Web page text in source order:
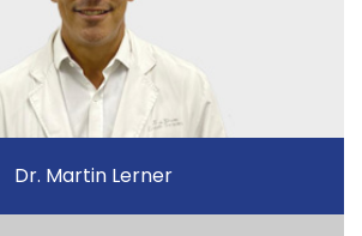
Dr. Martin Lerner